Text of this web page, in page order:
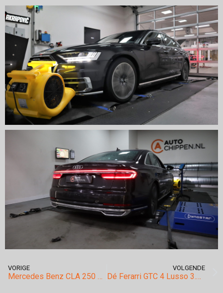
VORIGE
Mercedes Benz CLA 250 stage 1.
VOLGENDE
Dé Ferarri GTC 4 Lusso 3.9 V8 BiTurbo.